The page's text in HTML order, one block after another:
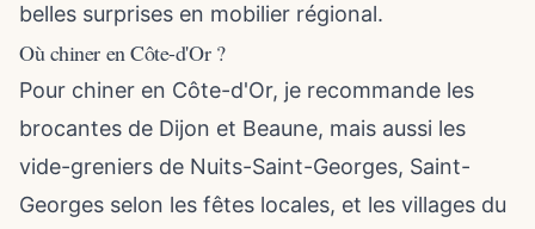
belles surprises en mobilier régional.
Où chiner en Côte-d'Or ?
Pour chiner en Côte-d'Or, je recommande les
brocantes de Dijon et Beaune, mais aussi les
vide-greniers de Nuits-Saint-Georges, Saint-
Georges selon les fêtes locales, et les villages du